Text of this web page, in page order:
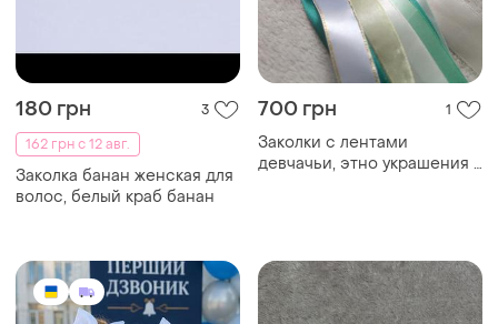
волос, белый краб банан
Заколки с лентами
девчачьи, этно украшения в
волосы, аксессуары до
вышиванки на 1 сентября,
подарок для девушки